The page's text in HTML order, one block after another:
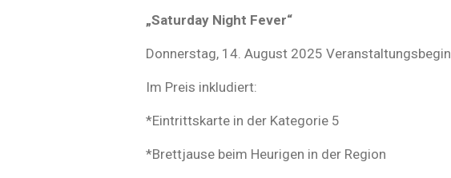
„Saturday Night Fever“
Donnerstag, 14. August 2025
Im Preis inkludiert:
*Eintrittskarte in der Kategorie 5
*Brettjause beim Heurigen in der Region